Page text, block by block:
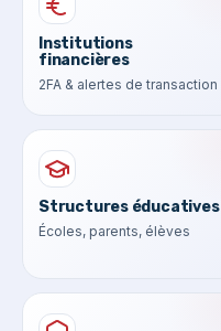
Institutions
financières
2FA & alertes de transaction
Structures éducatives
Écoles, parents, élèves